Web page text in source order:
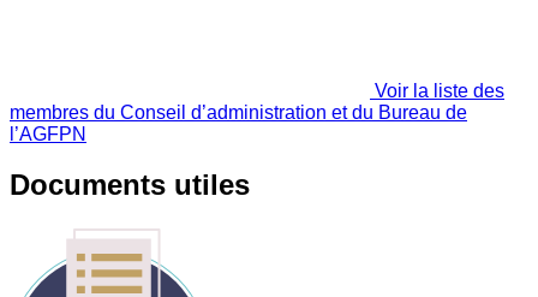
Voir la liste des
membres du Conseil d’administration et du Bureau de
l’AGFPN
Documents utiles